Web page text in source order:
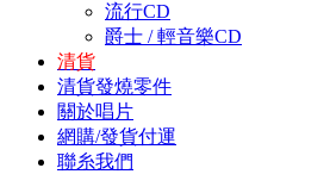
流行CD
爵士 / 輕音樂CD
清貨
清貨發燒零件
關於唱片
網購/發貨付運
聯糸我們